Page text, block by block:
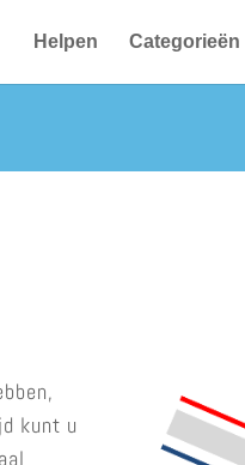
Helpen Categorieën
kunt u